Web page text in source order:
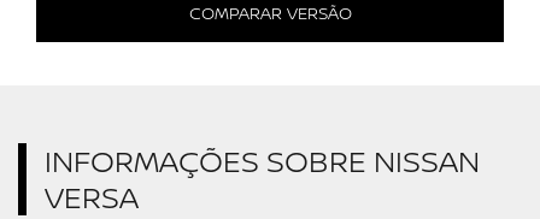
COMPARAR VERSÃO
INFORMAÇÕES SOBRE NISSAN
VERSA